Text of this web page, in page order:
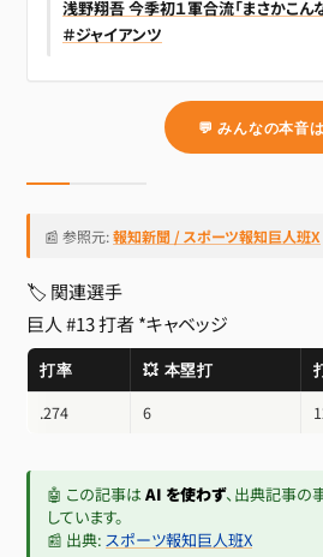
浅野翔吾 今季初１軍合流「まさかこん
＃ジャイアンツ
💬 みんなの本音
📰 参照元:報知新聞 / スポーツ報知巨人班X
🏷 関連選手
巨人 #13 打者*キャベッジ
打率 💥 本塁打
.274
6
🤖 この記事はAI を使わず、出典記事の
しています。
📰 出典: スポーツ報知巨人班X